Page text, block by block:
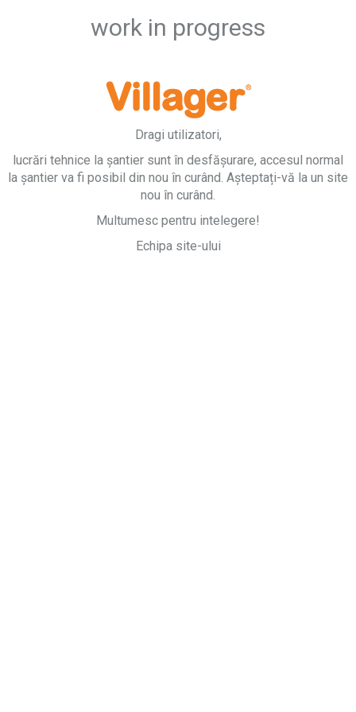
work in progress
Dragi utilizatori,
lucrări tehnice la șantier sunt în desfășurare, accesul normal
la șantier va fi posibil din nou în curând. Așteptați-vă la un site
nou în curând.
Multumesc pentru intelegere!
Echipa site-ului